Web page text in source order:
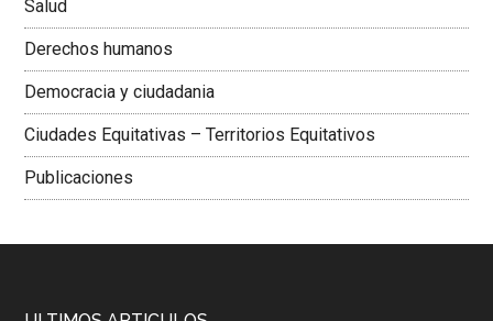
Salud
Derechos humanos
Democracia y ciudadania
Ciudades Equitativas – Territorios Equitativos
Publicaciones